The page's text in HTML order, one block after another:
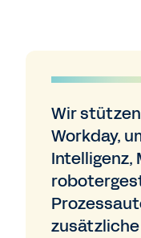
Wir
Workday,
Intelligenz,
zusätzliche